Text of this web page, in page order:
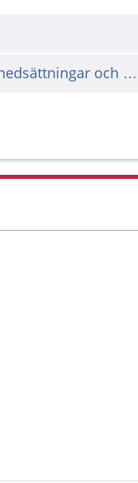
Frågor om funktionsnedsättningar och samhällets stöd